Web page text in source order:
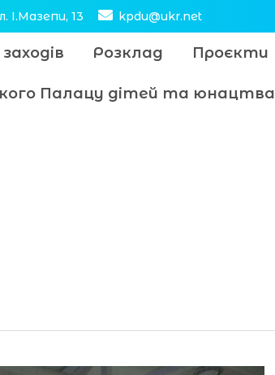
І.Мазепи, 13 kpdu@ukr.net
Розклад Проєкти
Палацу дітей та юнацтва